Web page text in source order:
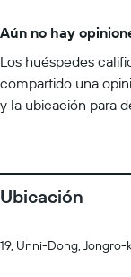
Aún no hay
Los huéspedes
compartido una
y la ubicación para
Ubicación
19, Unni-Dong, Jongro-